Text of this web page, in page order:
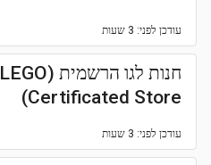
עודכן לפני: 3 שעות
חנות לגו הרשמית (LEGO
Certificated Store)
עודכן לפני: 3 שעות